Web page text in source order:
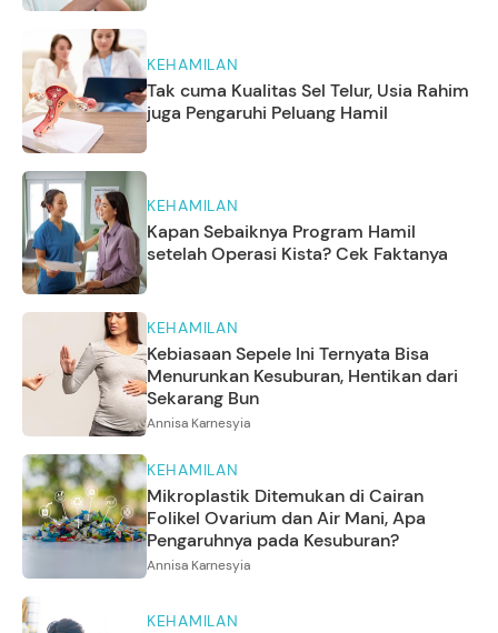
KEHAMILAN
Tak cuma Kualitas Sel Telur, Usia Rahim
juga Pengaruhi Peluang Hamil
KEHAMILAN
Kapan Sebaiknya Program Hamil
setelah Operasi Kista? Cek Faktanya
KEHAMILAN
Kebiasaan Sepele Ini Ternyata Bisa
Menurunkan Kesuburan, Hentikan dari
Sekarang Bun
Annisa Karnesyia
KEHAMILAN
Mikroplastik Ditemukan di Cairan
Folikel Ovarium dan Air Mani, Apa
Pengaruhnya pada Kesuburan?
Annisa Karnesyia
KEHAMILAN